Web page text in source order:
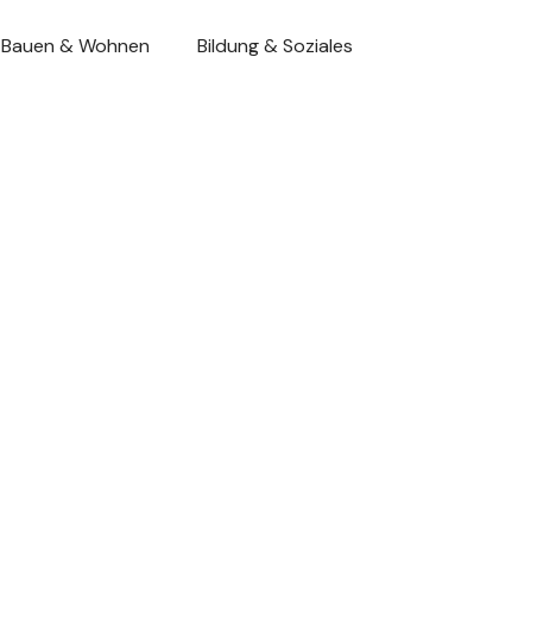
Bauen & Wohnen Bildung & Soziales